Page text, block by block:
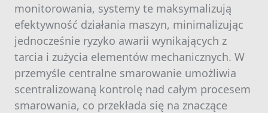
monitorowania, systemy te maksymalizują
efektywność działania maszyn, minimalizując
jednocześnie ryzyko awarii wynikających z
tarcia i zużycia elementów mechanicznych. W
przemyśle centralne smarowanie umożliwia
scentralizowaną kontrolę nad całym procesem
smarowania, co przekłada się na znaczące